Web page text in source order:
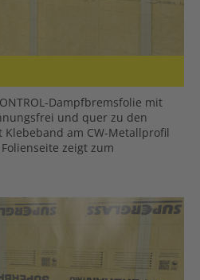
Dampfbremsfolie mit
und quer zu den
am CW-Metallprofil
zeigt zum